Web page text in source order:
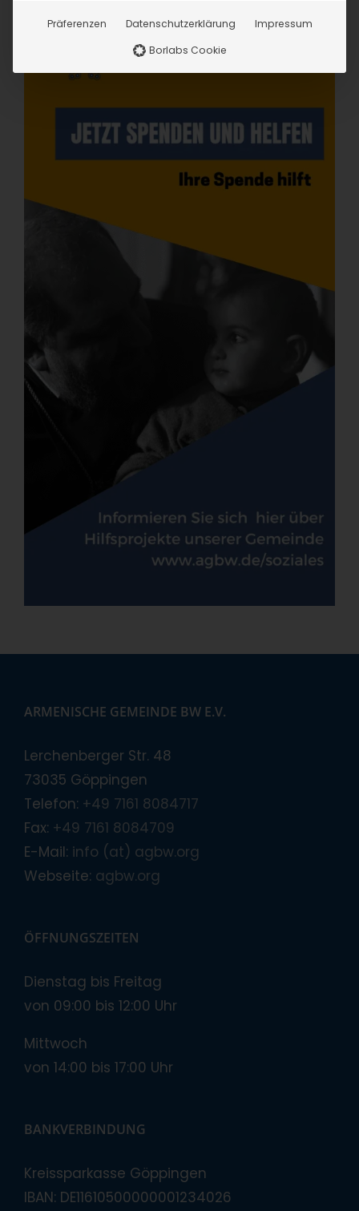
ARMENISCHE GEMEINDE BW E.V.
Lerchenberger Str. 48
73035 Göppingen
Telefon: +49 7161 8084717
Fax: +49 7161 8084709
E-Mail: info (at) agbw.org
Webseite: agbw.org
ÖFFNUNGSZEITEN
Dienstag bis Freitag
von 09:00 bis 12:00 Uhr
Mittwoch
von 14:00 bis 17:00 Uhr
BANKVERBINDUNG
Kreissparkasse Göppingen
IBAN: DE11610500000001234026
Präferenzen Datenschutzerklärung
Impressum
Borlabs Cookie